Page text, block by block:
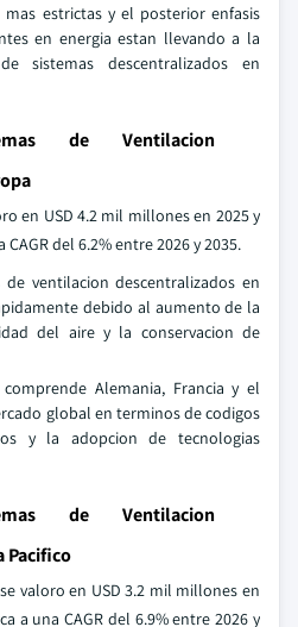
estrictas y el posterior enfasis
en energia estan llevando a la
sistemas descentralizados en
de Ventilacion
en USD 4.2 mil millones en 2025 y
del 6.2% entre 2026 y 2035.
ventilacion descentralizados en
debido al aumento de la
del aire y la conservacion de
Alemania, Francia y el
global en terminos de codigos
y la adopcion de tecnologias
de Ventilacion
Pacifico
valoro en USD 3.2 mil millones en
a una CAGR del 6.9% entre 2026 y